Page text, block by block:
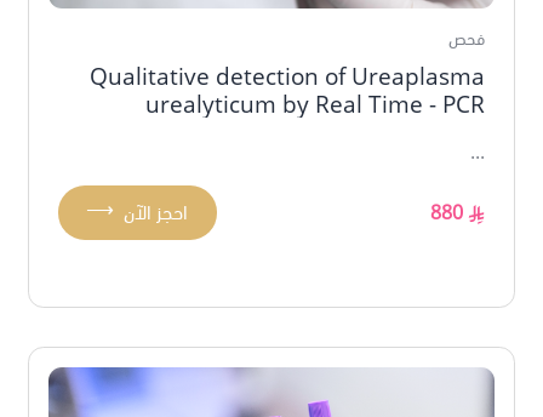
فحص
Qualitative detection of Ureaplasma
urealyticum by Real Time - PCR
...
880
⟶ احجز الآن